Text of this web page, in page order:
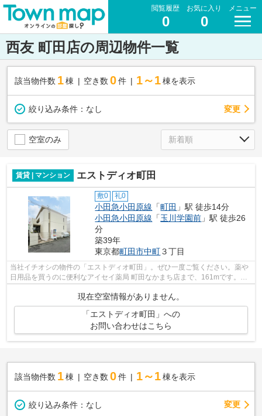
閲覧履歴
0
お気に入り
0
メニュー
西友 町田店の周辺物件一覧
該当物件数 1棟 空き数 0 件 1～1 棟を表示
絞り込み条件： なし 変更
空室のみ
賃貸 | マンション エストディオ町田
敷0 礼0
小田急小田原線 「町田 」駅 徒歩14分
小田急小田原線 「玉川学園前 」駅 徒歩26
分
築39年
東京都町田市中町３丁目
当社イチオシの物件の「エストディオ町田」。ぜひ一度ご覧ください。薬や
日用品を買うのに便利なアイセイ薬局 町田なかまち店まで、161mです。駅
現在空室情報がありません。
「エストディオ町田」への
お問い合わせはこちら
該当物件数 1棟 空き数 0 件 1～1 棟を表示
絞り込み条件： なし 変更